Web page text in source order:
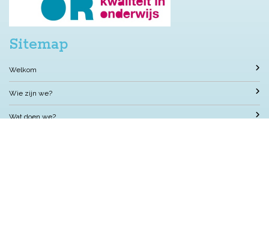
Sitemap
Welkom
Wie zijn we?
Wat doen we?